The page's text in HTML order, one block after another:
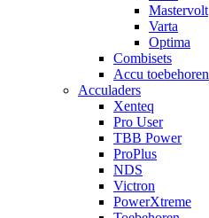
Mastervolt
Varta
Optima
Combisets
Accu toebehoren
Acculaders
Xenteq
Pro User
TBB Power
ProPlus
NDS
Victron
PowerXtreme